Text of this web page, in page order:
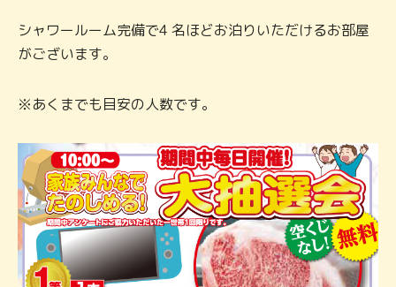
シャワールーム完備で4 名ほどお泊りいただけるお部屋
がございます。
※あくまでも目安の人数です。